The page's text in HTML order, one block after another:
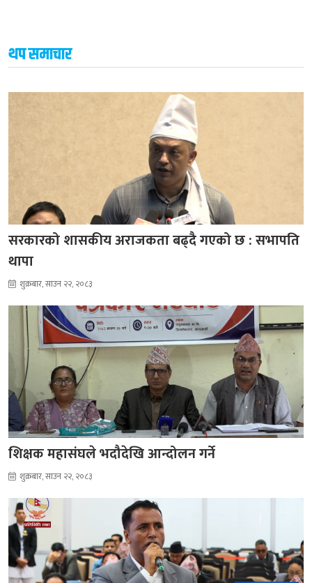
थप समाचार
सरकारको शासकीय अराजकता बढ्दै गएको छ : सभापति
थापा
शुक्रबार, साउन २२, २०८३
शिक्षक महासंघले भदौदेखि आन्दोलन गर्ने
शुक्रबार, साउन २२, २०८३